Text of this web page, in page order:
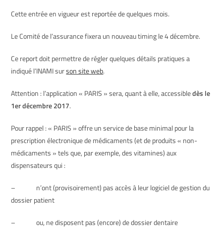
Cette entrée en vigueur est reportée de quelques mois.
Le Comité de l’assurance fixera un nouveau timing le 4 décembre.
Ce report doit permettre de régler quelques détails pratiques a
indiqué l’INAMI surson site web.
Attention : l’application « PARIS » sera, quant à elle, accessibledès le
1er décembre 2017.
Pour rappel : « PARIS » offre un service de base minimal pour la
prescription électronique de médicaments (et de produits « non-
médicaments » tels que, par exemple, des vitamines) aux
dispensateurs qui :
– n’ont (provisoirement) pas accès à leur logiciel de gestion du
dossier patient
– ou, ne disposent pas (encore) de dossier dentaire